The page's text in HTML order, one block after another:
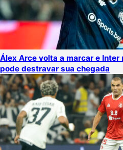
Álex Arce volta a marcar e
pode destravar sua chegada